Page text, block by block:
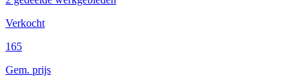
Verkocht
165
Gem. prijs